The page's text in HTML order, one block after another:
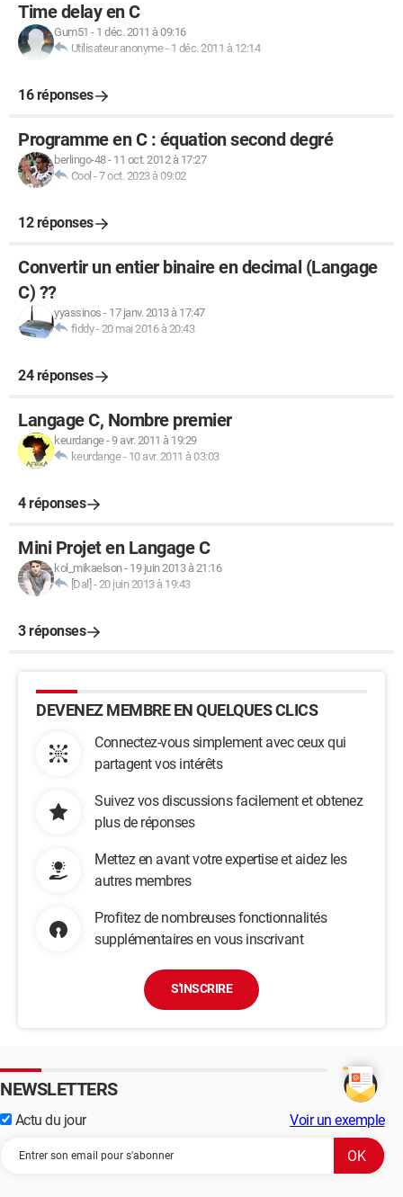
Time delay en C
Gum51 - 1 déc. 2011 à 09:16
Utilisateur anonyme- 1 déc. 2011 à 12:14
16 réponses
Programme en C : équation second degré
berlingo-48- 11 oct. 2012 à 17:27
Cool -7 oct. 2023 à 09:02
12 réponses
Convertir un entier binaire en decimal (Langage
C) ??
yyassinos - 17 janv. 2013 à 17:47
fiddy-20 mai 2016 à 20:43
24 réponses
Langage C, Nombre premier
keurdange-9 avr. 2011 à 19:29
keurdange- 10 avr. 2011 à 03:03
4 réponses
Mini Projet en Langage C
kol_mikaelson- 19 juin 2013 à 21:16
[Dal] -20 juin 2013 à 19:43
3 réponses
DEVENEZ MEMBRE EN QUELQUES CLICS
Connectez-vous simplement avec ceux qui
partagent vos intérêts
Suivez vos discussions facilement et obtenez
plus de réponses
Mettez en avant votre expertise et aidez les
autres membres
Profitez de nombreuses fonctionnalités
supplémentaires en vous inscrivant
S'INSCRIRE
NEWSLETTERS
Actu du jour Voir un exemple